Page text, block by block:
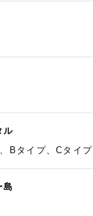
ル
Bタイプ、Cタイプ
島